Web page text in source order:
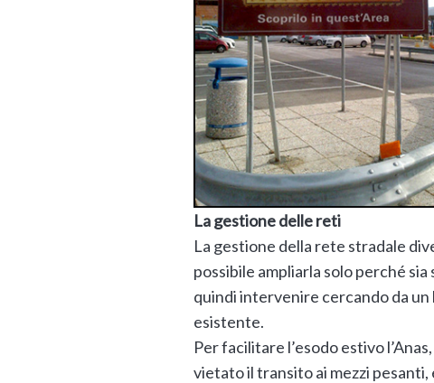
La gestione delle reti
La gestione della rete stradale
possibile ampliarla solo perché
quindi intervenire cercando da
esistente.
Per facilitare l’esodo estivo
vietato il transito ai mezzi